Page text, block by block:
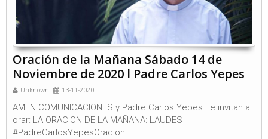
Oración de la Mañana Sábado 14 de
Noviembre de 2020 l Padre Carlos Yepes
Unknown 13-11-2020
AMEN COMUNICACIONES y Padre Carlos Yepes Te invitan a
orar: LA ORACION DE LA MAÑANA: LAUDES
#PadreCarlosYepesOracion